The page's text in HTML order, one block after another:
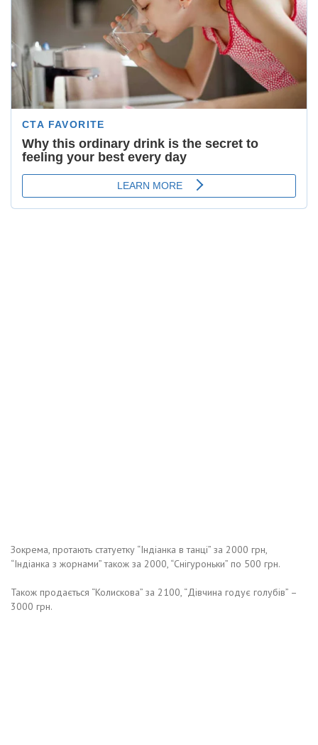
Зокрема, протають статуетку “Індіанка в танці” за 2000 грн,
“Індіанка з жорнами” також за 2000, “Снігуроньки” по 500 грн.
Також продається “Колискова” за 2100, “Дівчина годує голубів” –
3000 грн.